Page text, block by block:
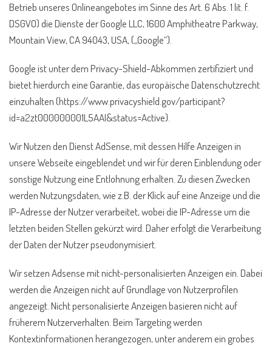
Betrieb unseres Onlineangebotes im Sinne des Art. 6 Abs. 1 lit. f.
DSGVO) die Dienste der Google LLC, 1600 Amphitheatre Parkway,
Mountain View, CA 94043, USA, („Google“).
Google ist unter dem Privacy-Shield-Abkommen zertifiziert und
bietet hierdurch eine Garantie, das europäische Datenschutzrecht
einzuhalten (https://www.privacyshield.gov/participant?
id=a2zt000000001L5AAI&status=Active).
Wir Nutzen den Dienst AdSense, mit dessen Hilfe Anzeigen in
unsere Webseite eingeblendet und wir für deren Einblendung oder
sonstige Nutzung eine Entlohnung erhalten. Zu diesen Zwecken
werden Nutzungsdaten, wie z.B. der Klick auf eine Anzeige und die
IP-Adresse der Nutzer verarbeitet, wobei die IP-Adresse um die
letzten beiden Stellen gekürzt wird. Daher erfolgt die Verarbeitung
der Daten der Nutzer pseudonymisiert.
Wir setzen Adsense mit nicht-personalisierten Anzeigen ein. Dabei
werden die Anzeigen nicht auf Grundlage von Nutzerprofilen
angezeigt. Nicht personalisierte Anzeigen basieren nicht auf
früherem Nutzerverhalten. Beim Targeting werden
Kontextinformationen herangezogen, unter anderem ein grobes